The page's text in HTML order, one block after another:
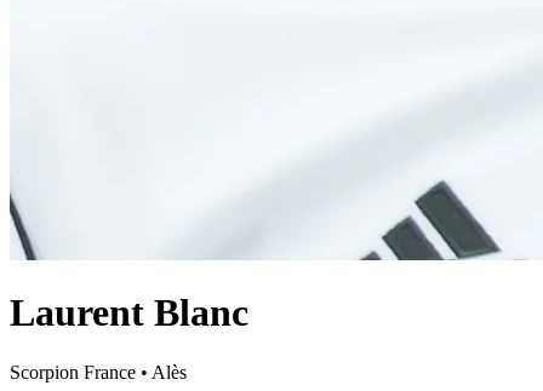
Laurent Blanc
Scorpion France • Alès